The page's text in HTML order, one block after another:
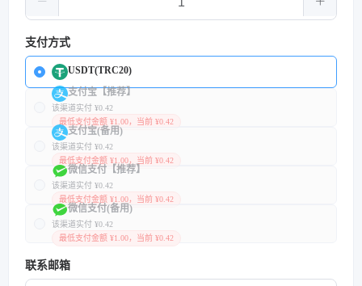
支付方式
USDT(TRC20)
支付宝【推荐】
该渠道实付 ¥0.42
最低支付金额 ¥1.00，当前 ¥0.42
支付宝(备用)
该渠道实付 ¥0.42
最低支付金额 ¥1.00，当前 ¥0.42
微信支付【推荐】
该渠道实付 ¥0.42
最低支付金额 ¥1.00，当前 ¥0.42
微信支付(备用)
该渠道实付 ¥0.42
最低支付金额 ¥1.00，当前 ¥0.42
联系邮箱